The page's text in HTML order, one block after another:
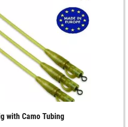
with Camo Tubing